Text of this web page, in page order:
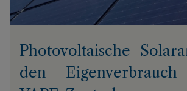
Photovoltaische
den